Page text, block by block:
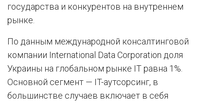
государства и конкурентов на внутреннем
рынке.
По данным международной консалтинговой
компании International Data Corporation доля
Украины на глобальном рынке IT равна 1%.
Основной сегмент — IT-аутсорсинг, в
большинстве случаев включает в себя